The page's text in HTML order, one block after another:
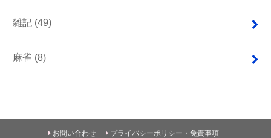
雑記 (49)
麻雀 (8)
お問い合わせ プライバシーポリシー・免責事項